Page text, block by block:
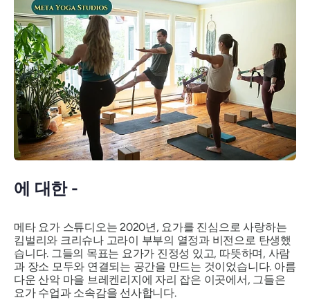
에 대한 -
메타 요가 스튜디오는 2020년, 요가를 진심으로 사랑하는
킴벌리와 크리슈나 고라이 부부의 열정과 비전으로 탄생했
습니다. 그들의 목표는 요가가 진정성 있고, 따뜻하며, 사람
과 장소 모두와 연결되는 공간을 만드는 것이었습니다. 아름
다운 산악 마을 브레켄리지에 자리 잡은 이곳에서, 그들은
요가 수업과 소속감을 선사합니다.